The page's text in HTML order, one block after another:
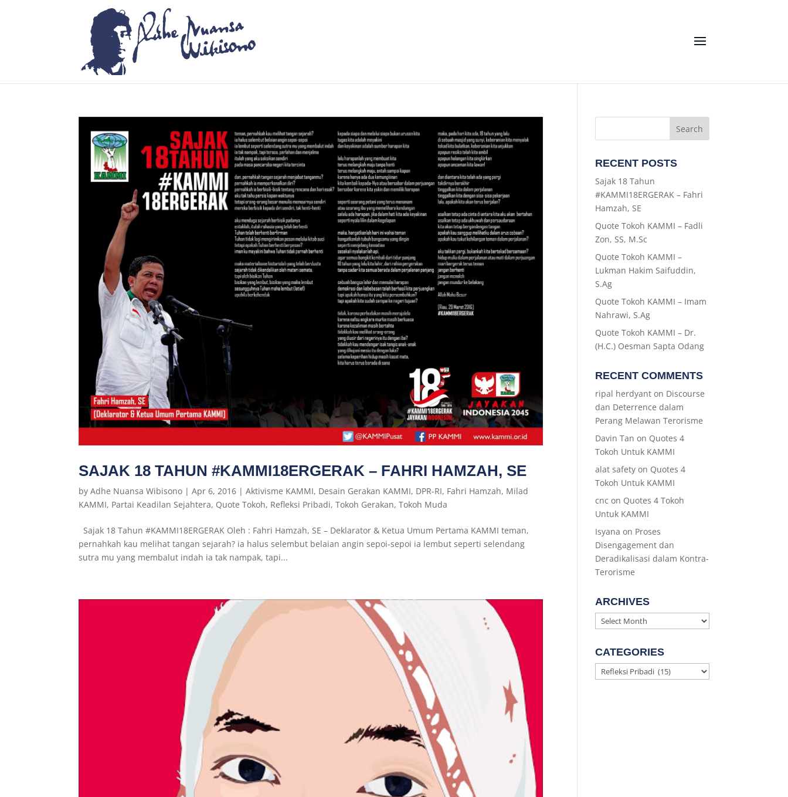
SAJAK 18 TAHUN #KAMMI18ERGERAK – FAHRI HAMZAH, SE
byAdhe Nuansa Wibisono |Apr 6, 2016 |Aktivisme KAMMI, Desain Gerakan KAMMI, DPR-RI, Fahri Hamzah, Milad
KAMMI, Partai Keadilan Sejahtera, Quote Tokoh, Refleksi Pribadi,Tokoh Gerakan,Tokoh Muda
Sajak 18 Tahun #KAMMI18ERGERAK Oleh : Fahri Hamzah, SE – Deklarator & Ketua Umum Pertama KAMMI teman,
pernahkah kau melihat tangan sejarah? ia halus selembut belaian angin sepoi-sepoi ia lembut seperti selendang
sutra mu yang membalut indah ia tak nampak, tapi...
RECENT POSTS
Sajak 18 Tahun
#KAMMI18ERGERAK – Fahri
Hamzah, SE
Quote Tokoh KAMMI – Fadli
Zon, SS, M.Sc
Quote Tokoh KAMMI –
Lukman Hakim Saifuddin,
S.Ag
Quote Tokoh KAMMI – Imam
Nahrawi, S.Ag
Quote Tokoh KAMMI – Dr.
(H.C.) Oesman Sapta Odang
RECENT COMMENTS
ripal herdyant on Discourse
dan Deterrence dalam
Perang Melawan Terorisme
Davin Tan on Quotes 4
Tokoh Untuk KAMMI
alat safety on Quotes 4
Tokoh Untuk KAMMI
cnc on Quotes 4 Tokoh
Untuk KAMMI
Isyana on Proses
Disengagement dan
Deradikalisasi dalam Kontra-
Terorisme
ARCHIVES
Archives
CATEGORIES
Categories